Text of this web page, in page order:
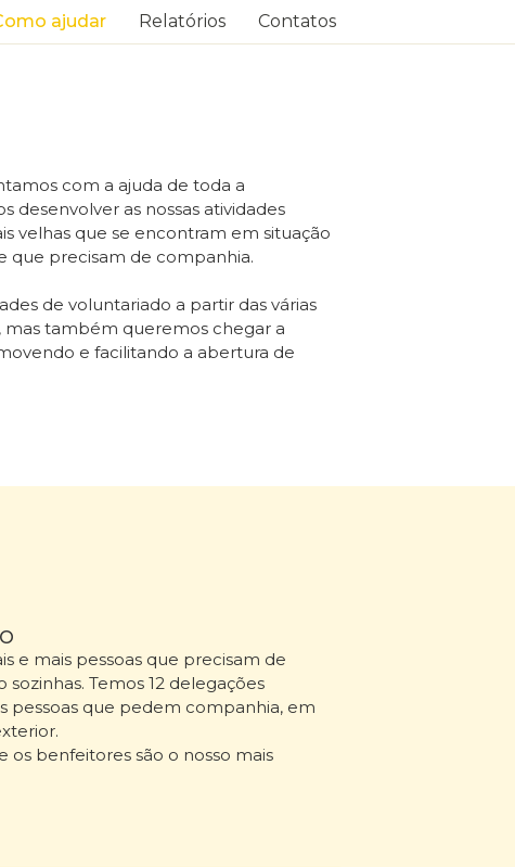
ajudar Relatórios Contatos
com a ajuda de toda a
desenvolver as nossas atividades
velhas que se encontram em situação
que precisam de companhia.
de voluntariado a partir das várias
mas também queremos chegar a
e facilitando a abertura de
e mais pessoas que precisam de
Temos 12 delegações
pessoas que pedem companhia, em
os benfeitores são o nosso mais